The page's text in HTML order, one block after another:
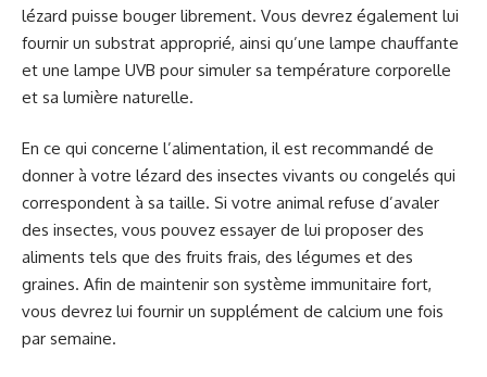
lézard puisse bouger librement. Vous devrez également lui
fournir un substrat approprié, ainsi qu’une lampe chauffante
et une lampe UVB pour simuler sa température corporelle
et sa lumière naturelle.
En ce qui concerne l’alimentation, il est recommandé de
donner à votre lézard des insectes vivants ou congelés qui
correspondent à sa taille. Si votre animal refuse d’avaler
des insectes, vous pouvez essayer de lui proposer des
aliments tels que des fruits frais, des légumes et des
graines. Afin de maintenir son système immunitaire fort,
vous devrez lui fournir un supplément de calcium une fois
par semaine.